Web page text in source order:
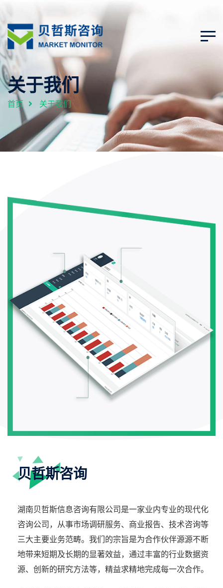
关于我们
首页 关于我们
贝哲斯咨询
湖南贝哲斯信息咨询有限公司是一家业内专业的现代化
咨询公司，从事市场调研服务、商业报告、技术咨询等
三大主要业务范畴。我们的宗旨是为合作伙伴源源不断
地带来短期及长期的显著效益，通过丰富的行业数据资
源、创新的研究方法等，精益求精地完成每一次合作。